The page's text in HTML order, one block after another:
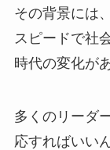
その背景には
スピードで社
時代の変化が
多くのリーダ
応すればいい